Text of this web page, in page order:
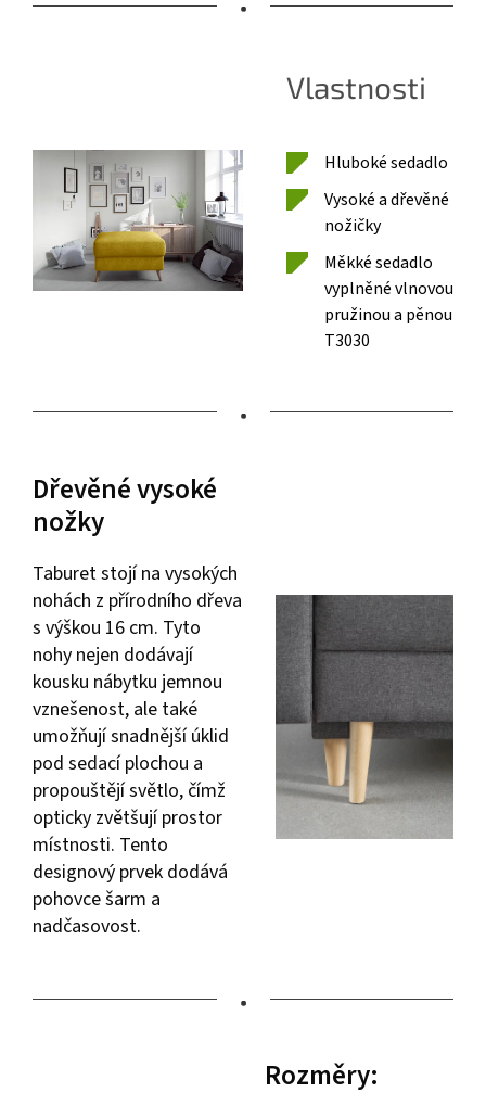
Vlastnosti
Hluboké sedadlo
Vysoké a dřevěné
nožičky
Měkké sedadlo
vyplněné vlnovou
pružinou a pěnou
T3030
•
Dřevěné vysoké
nožky
Taburet stojí na vysokých
nohách z přírodního dřeva
s výškou 16 cm. Tyto
nohy nejen dodávají
kousku nábytku jemnou
vznešenost, ale také
umožňují snadnější úklid
pod sedací plochou a
propouštějí světlo, čímž
opticky zvětšují prostor
místnosti. Tento
designový prvek dodává
pohovce šarm a
nadčasovost.
•
Rozměry: